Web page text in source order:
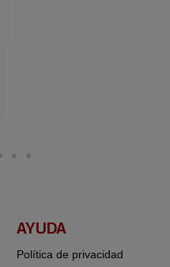
AYUDA
Política de privacidad